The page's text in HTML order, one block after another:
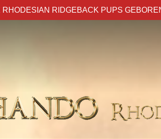
RHODESIAN RIDGEBACK PUPS